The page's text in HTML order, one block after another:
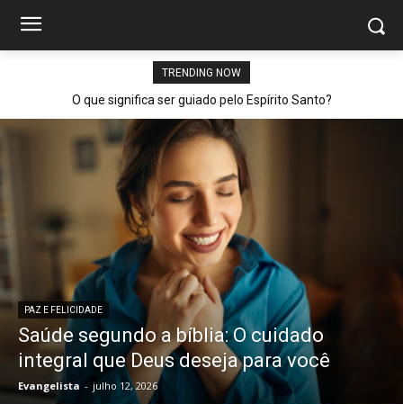
TRENDING NOW
O que significa ser guiado pelo Espírito Santo?
PAZ E FELICIDADE
Saúde segundo a bíblia: O cuidado
integral que Deus deseja para você
Evangelista - julho 12, 2026